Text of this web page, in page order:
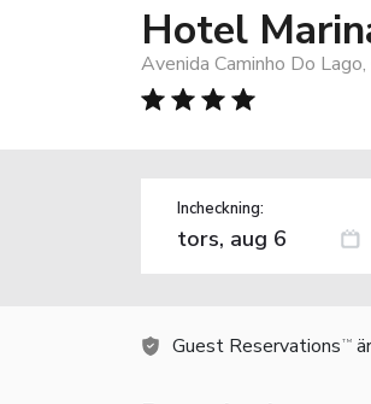
Hotel
Avenida Caminho Do
Incheckning:
Guest Reservations TM